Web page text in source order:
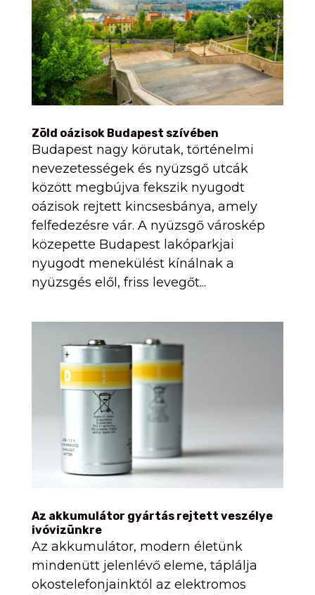
Zöld oázisok Budapest szívében
Budapest nagy körutak, történelmi
nevezetességek és nyüzsgő utcák
között megbújva fekszik nyugodt
oázisok rejtett kincsesbánya, amely
felfedezésre vár. A nyüzsgő városkép
közepette Budapest lakóparkjai
nyugodt menekülést kínálnak a
nyüzsgés elől, friss levegőt...
Az akkumulátor gyártás rejtett veszélye
ivóvizünkre
Az akkumulátor, modern életünk
mindenütt jelenlévő eleme, táplálja
okostelefonjainktól az elektromos